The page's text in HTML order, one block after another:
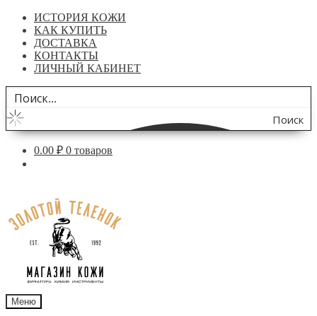
ИСТОРИЯ КОЖИ
КАК КУПИТЬ
ДОСТАВКА
КОНТАКТЫ
ЛИЧНЫЙ КАБИНЕТ
Поиск
по
0.00 ₽ 0 товаров
навигации
содержимому
Меню